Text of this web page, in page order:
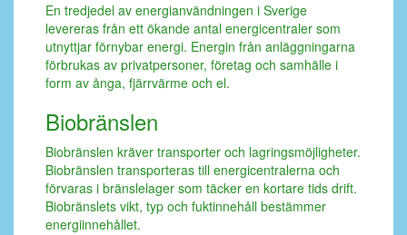
En tredjedel av energianvändningen i Sverige
levereras från ett ökande antal energicentraler som
utnyttjar förnybar energi. Energin från anläggningarna
förbrukas av privatpersoner, företag och samhälle i
form av ånga, fjärrvärme och el.
Biobränslen
Biobränslen kräver transporter och lagringsmöjligheter.
Biobränslen transporteras till energicentralerna och
förvaras i bränslelager som täcker en kortare tids drift.
Biobränslets vikt, typ och fuktinnehåll bestämmer
energiinnehållet.